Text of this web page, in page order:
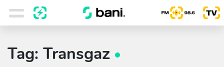
Tag: Transgaz